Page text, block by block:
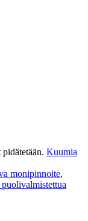
Kuumia
monipinnoite,